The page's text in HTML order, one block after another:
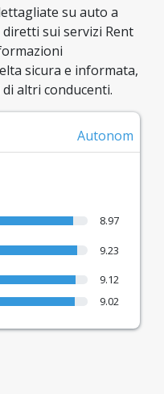
su auto a
sui servizi Rent
sicura e informata,
altri conducenti.
Autonom
8.97
9.23
9.12
9.02